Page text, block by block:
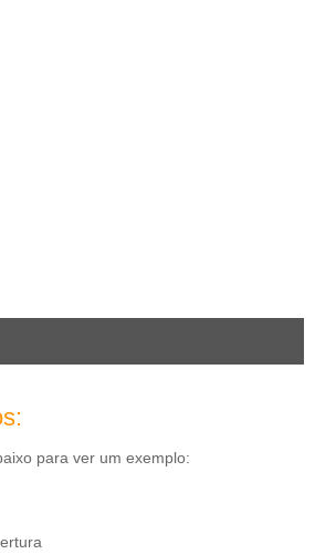
para ver um exemplo: